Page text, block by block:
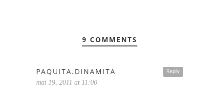
9 COMMENTS
Reply
PAQUITA.DINAMITA
mai 19, 2011 at 11:00